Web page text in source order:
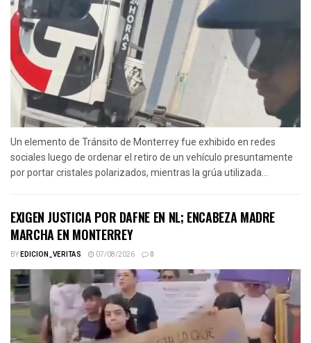
Un elemento de Tránsito de Monterrey fue exhibido en redes
sociales luego de ordenar el retiro de un vehículo presuntamente
por portar cristales polarizados, mientras la grúa utilizada...
EXIGEN JUSTICIA POR DAFNE EN NL; ENCABEZA MADRE
MARCHA EN MONTERREY
BYEDICION_VERITAS 07/08/2026 0